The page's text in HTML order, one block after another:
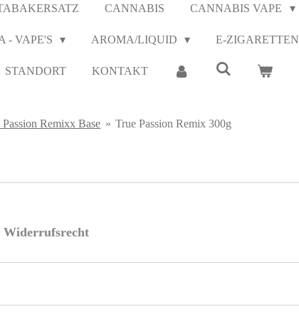
CANNABIS CANNABIS VAPE
- VAPE'S AROMA/LIQUID E-ZIGARETTEN
STANDORT KONTAKT
Passion Remixx Base » True Passion Remix 300g
Widerrufsrecht